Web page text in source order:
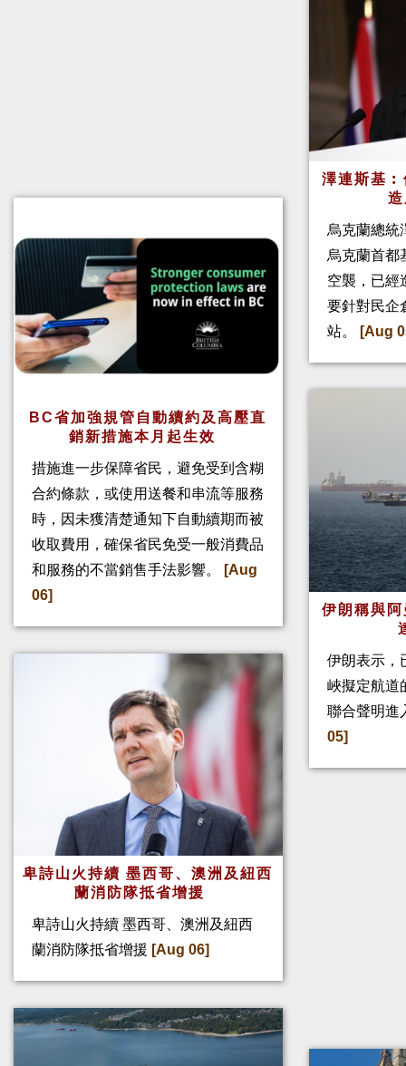
BC省加強規管自動續約及高壓直
銷新措施本月起生效
措施進一步保障省民，避免受到含糊
合約條款，或使用送餐和串流等服務
時，因未獲清楚通知下自動續期而被
收取費用，確保省民免受一般消費品
和服務的不當銷售手法影響。
[Aug
06]
卑詩山火持續 墨西哥、澳洲及紐西
蘭消防隊抵省增援
卑詩山火持續 墨西哥、澳洲及紐西
蘭消防隊抵省增援 [Aug 06]
澤連斯基
烏克蘭總統
烏克蘭首都
空襲，已經
要針對民企
站。
[Aug
伊朗稱與
伊朗表示，
峽擬定航道
聯合聲明進
05]